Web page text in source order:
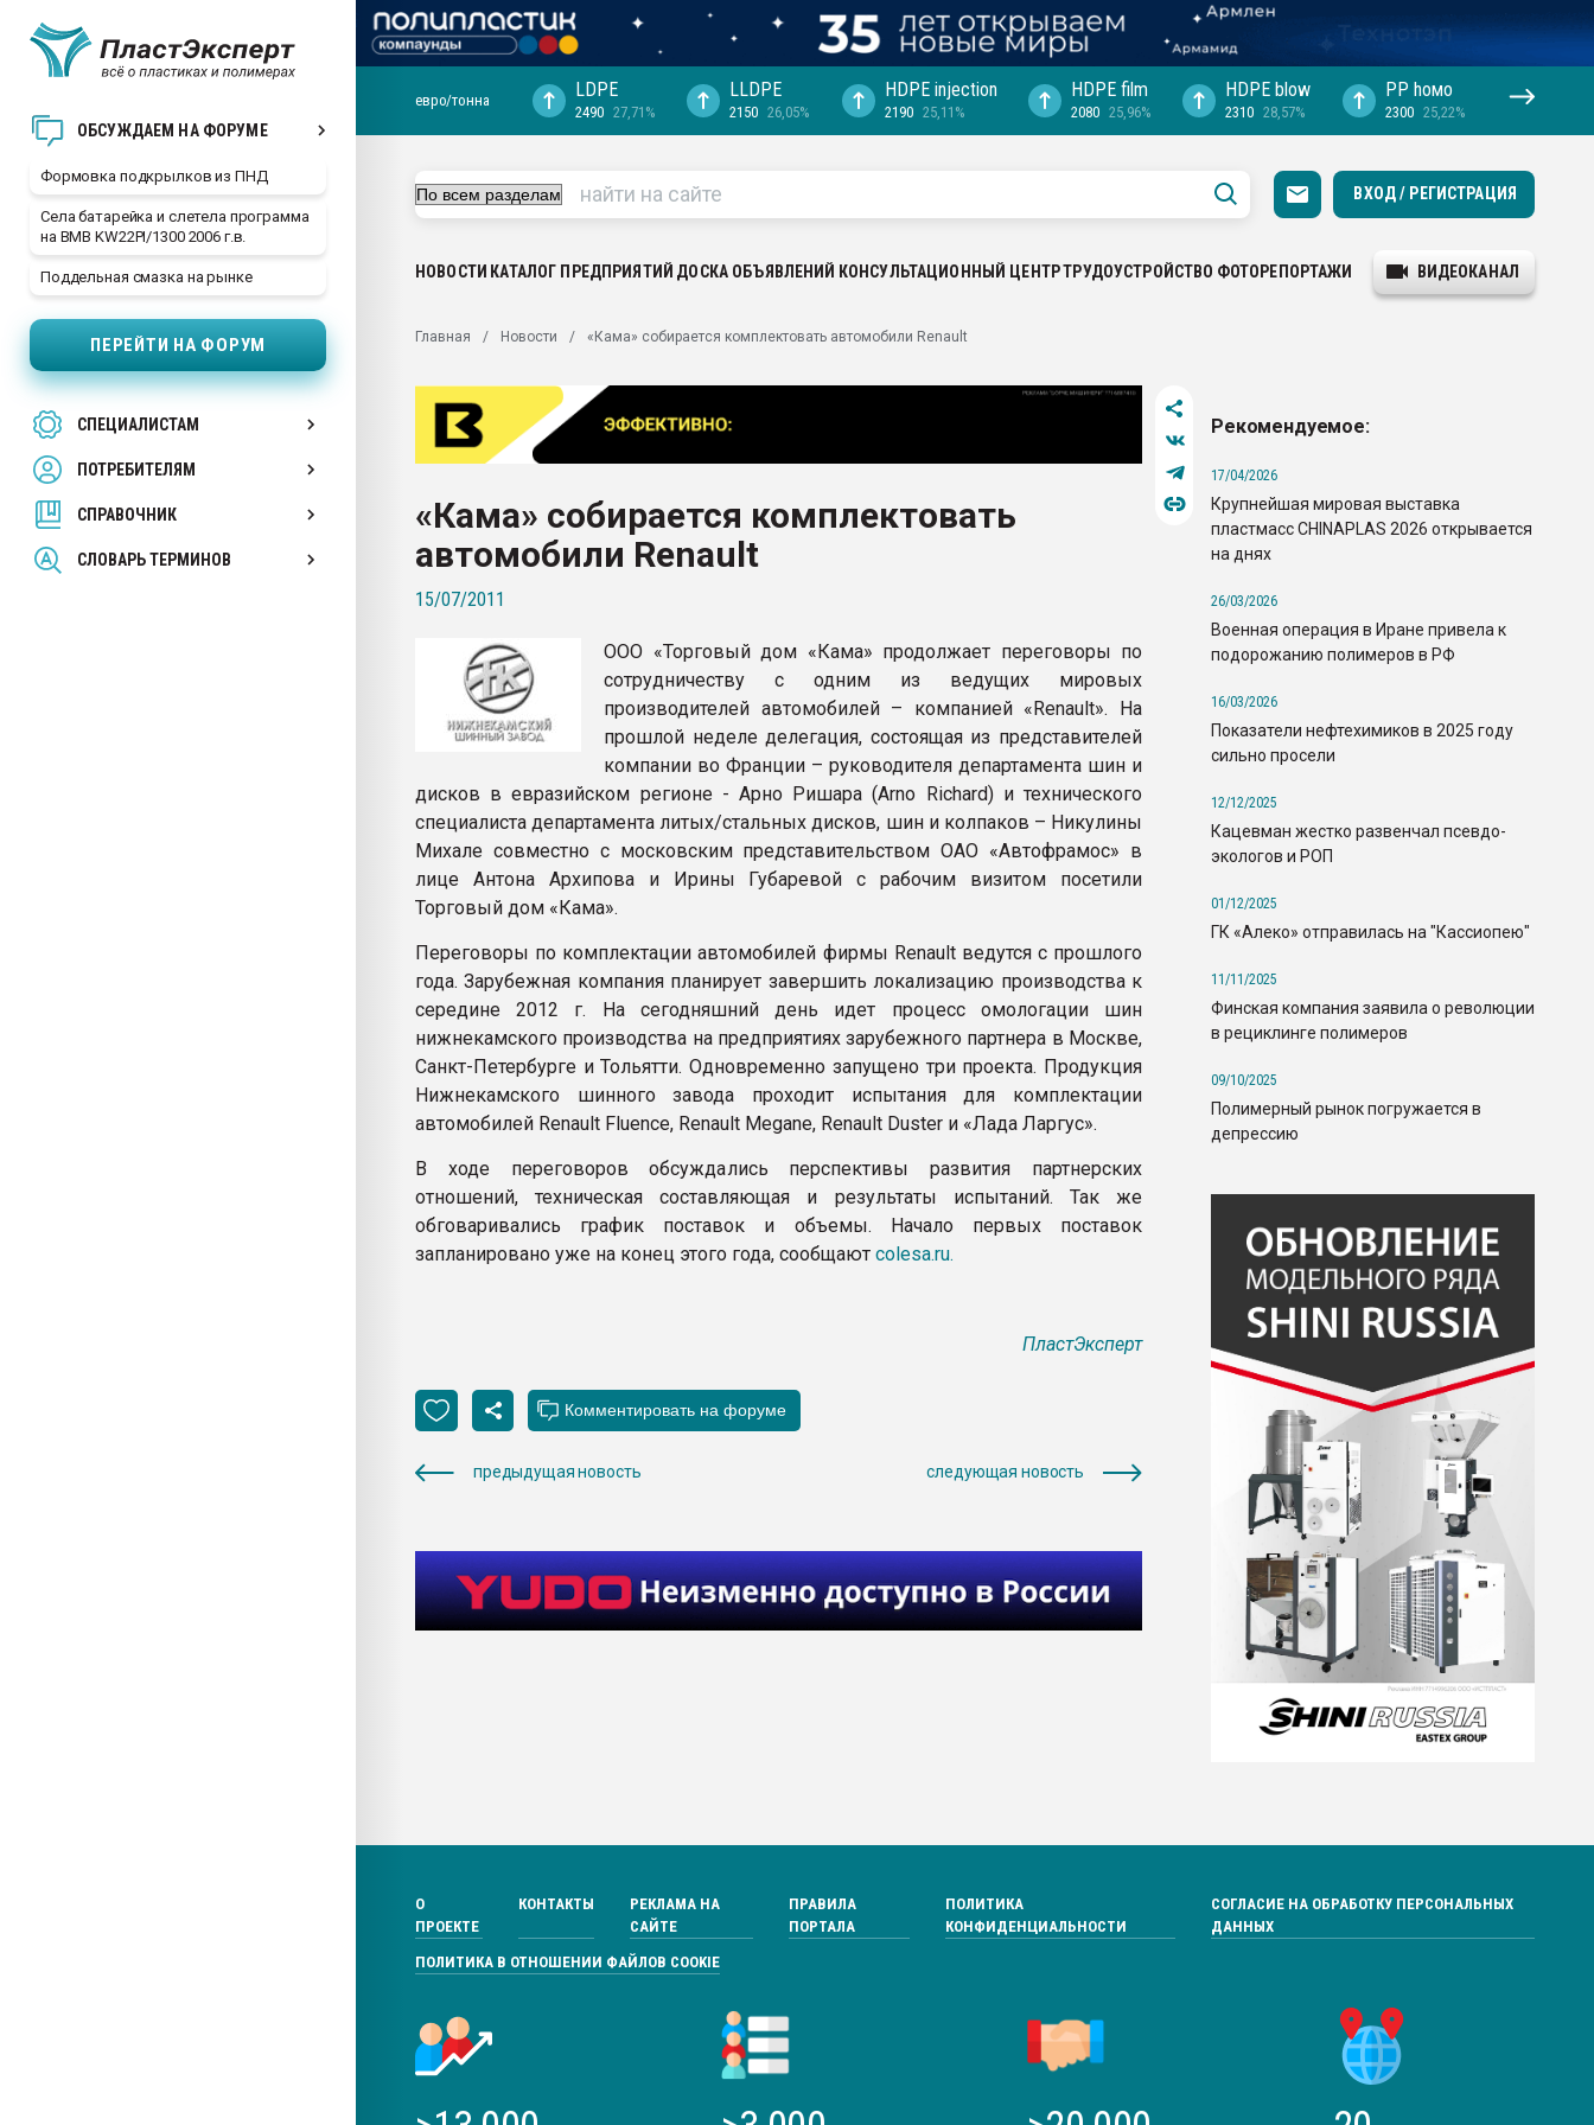
ОБСУЖДАЕМ НА ФОРУМЕ
Формовка подкрылков из ПНД
Села батарейка и слетела программа
на BMB KW22PI/1300 2006 г.в.
Поддельная смазка на рынке
ПЕРЕЙТИ НА ФОРУМ
СПЕЦИАЛИСТАМ
ПОТРЕБИТЕЛЯМ
СПРАВОЧНИК
СЛОВАРЬ ТЕРМИНОВ
29.07.2026 ФРП помог "Ижевскому
Вакуум-формовочные машины:
28.07.2026 Автоматизация выходит на
первый план в переработке
пластмасс
ситуацией на строительном рынке
Всё, что касается выдува ПЭТ
бутылок
ПЕРЕЙТИ НА ФОРУМ
евро/тонна LDPE
2490 27,71%
LLDPE
2150 26,05%
HDPE injection
2190 25,11%
HDPE film
2080 25,96%
HDPE blow
2310 28,57%
PP hомо
2300 25,22%
ВХОД / РЕГИСТРАЦИЯ
НОВОСТИ КАТАЛОГ ПРЕДПРИЯТИЙ ДОСКА ОБЪЯВЛЕНИЙ КОНСУЛЬТАЦИОННЫЙ ЦЕНТРТРУДОУСТРОЙСТВО ФОТОРЕПОРТАЖИ ВИДЕОКАНАЛ
Главная Новости «Кама» собирается комплектовать автомобили Renault
«Кама» собирается комплектовать
автомобили Renault
15/07/2011
ООО «Торговый дом «Кама» продолжает переговоры по
сотрудничеству с одним из ведущих мировых
производителей автомобилей – компанией «Renault». На
прошлой неделе делегация, состоящая из представителей
компании во Франции – руководителя департамента шин и
дисков в евразийском регионе - Арно Ришара (Arno Richard) и технического
специалиста департамента литых/стальных дисков, шин и колпаков – Никулины
Михале совместно с московским представительством ОАО «Автофрамос» в
лице Антона Архипова и Ирины Губаревой с рабочим визитом посетили
Торговый дом «Кама».
Переговоры по комплектации автомобилей фирмы Renault ведутся с прошлого
года. Зарубежная компания планирует завершить локализацию производства к
середине 2012 г. На сегодняшний день идет процесс омологации шин
нижнекамского производства на предприятиях зарубежного партнера в Москве,
Санкт-Петербурге и Тольятти. Одновременно запущено три проекта. Продукция
Нижнекамского шинного завода проходит испытания для комплектации
автомобилей Renault Fluence, Renault Megane, Renault Duster и «Лада Ларгус».
В ходе переговоров обсуждались перспективы развития партнерских
отношений, техническая составляющая и результаты испытаний. Так же
обговаривались график поставок и объемы. Начало первых поставок
запланировано уже на конец этого года, сообщают colesa.ru.
ПластЭксперт
предыдущая новость следующая новость
Рекомендуемое:
17/04/2026
Крупнейшая мировая выставка
пластмасс CHINAPLAS 2026 открывается
на днях
26/03/2026
Военная операция в Иране привела к
подорожанию полимеров в РФ
16/03/2026
Показатели нефтехимиков в 2025 году
сильно просели
12/12/2025
Кацевман жестко развенчал псевдо-
экологов и РОП
01/12/2025
ГК «Алеко» отправилась на "Кассиопею"
11/11/2025
Финская компания заявила о революции
в рециклинге полимеров
09/10/2025
Полимерный рынок погружается в
депрессию
О
ПРОЕКТЕ
КОНТАКТЫ
РЕКЛАМА НА
САЙТЕ
ПРАВИЛА
ПОРТАЛА
ПОЛИТИКА
КОНФИДЕНЦИАЛЬНОСТИ
СОГЛАСИЕ НА ОБРАБОТКУ ПЕРСОНАЛЬНЫХ
ДАННЫХ
ПОЛИТИКА В ОТНОШЕНИИ ФАЙЛОВ COOKIE